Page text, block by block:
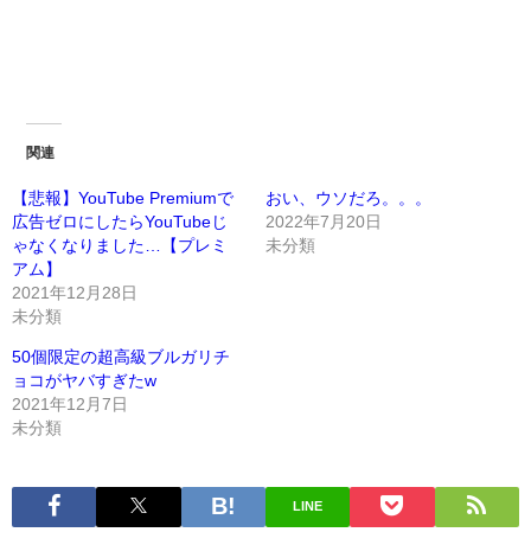
関連
【悲報】YouTube Premiumで
広告ゼロにしたらYouTubeじ
ゃなくなりました…【プレミ
アム】
2021年12月28日
未分類
おい、ウソだろ。。。
2022年7月20日
未分類
50個限定の超高級ブルガリチ
ョコがヤバすぎたw
2021年12月7日
未分類
LINE